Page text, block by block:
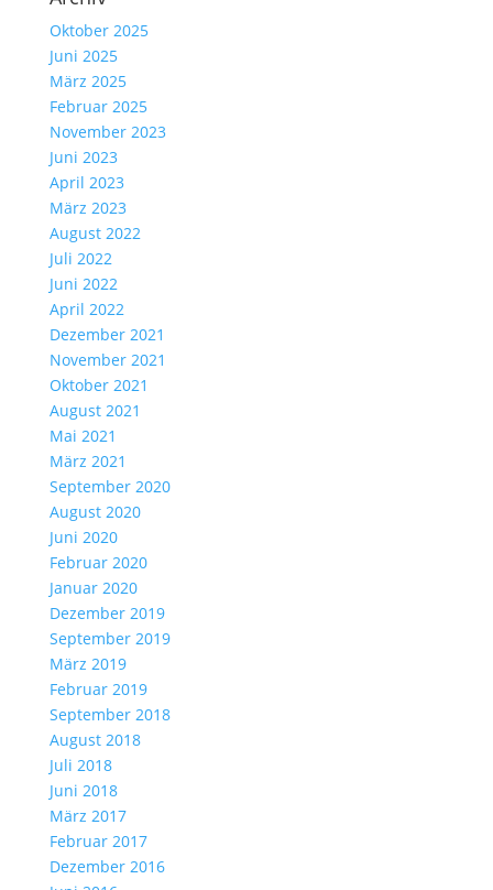
Oktober 2025
Juni 2025
März 2025
Februar 2025
November 2023
Juni 2023
April 2023
März 2023
August 2022
Juli 2022
Juni 2022
April 2022
Dezember 2021
November 2021
Oktober 2021
August 2021
Mai 2021
März 2021
September 2020
August 2020
Juni 2020
Februar 2020
Januar 2020
Dezember 2019
September 2019
März 2019
Februar 2019
September 2018
August 2018
Juli 2018
Juni 2018
März 2017
Februar 2017
Dezember 2016